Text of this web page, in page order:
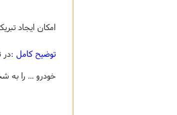
امکان ایجاد
توضیح کامل :در
خودرو ... را به